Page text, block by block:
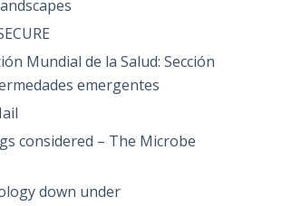
Mundial de la Salud: Sección
emergentes
considered – The Microbe
down under